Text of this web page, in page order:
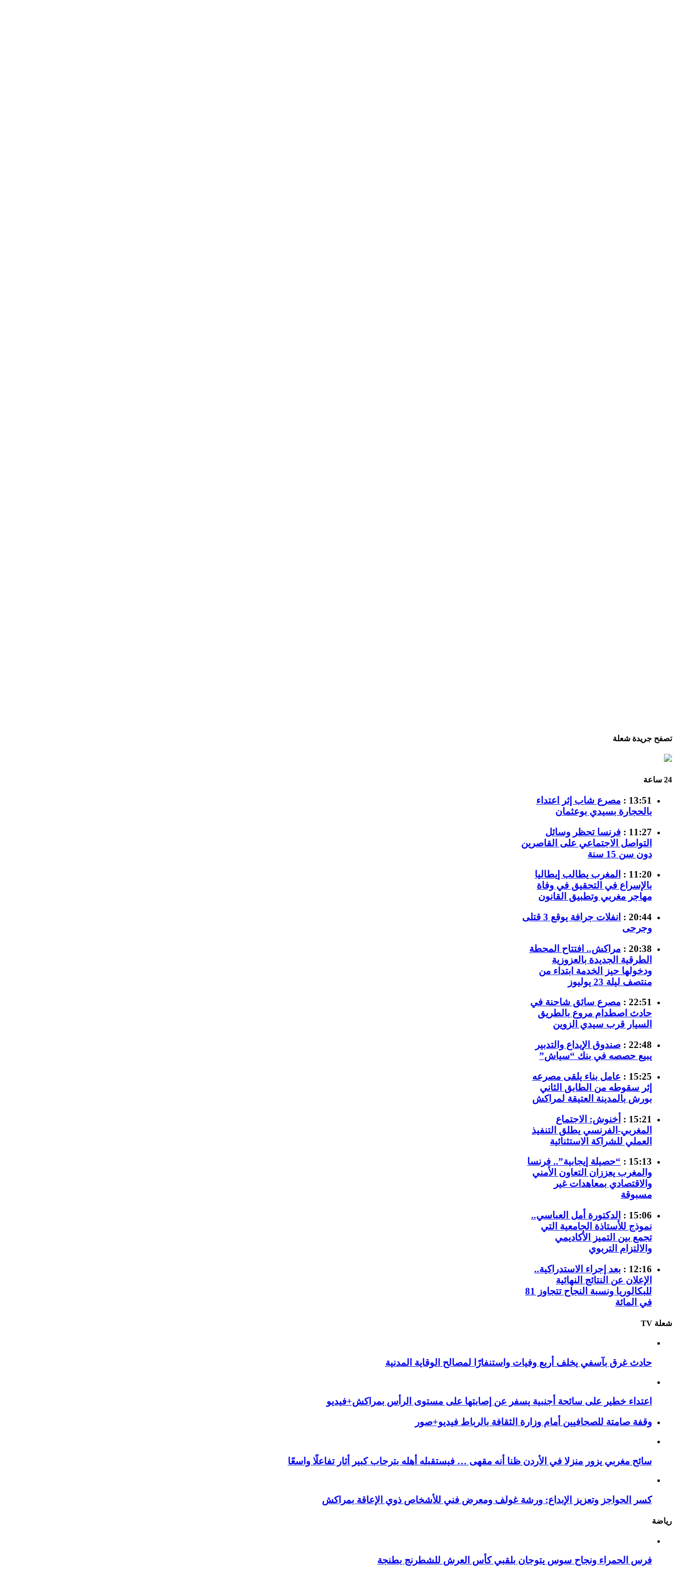
تصفح جريدة شعلة
24 ساعة
13:51 :
مصرع شاب إثر اعتداء
بالحجارة بسيدي بوعثمان
11:27 :
فرنسا تحظر وسائل
التواصل الاجتماعي على القاصرين
دون سن 15 سنة
11:20 :
المغرب يطالب إيطاليا
بالإسراع في التحقيق في وفاة
مهاجر مغربي وتطبيق القانون
20:44 :
انفلات جرافة يوقع 3 قتلى
وجرحى
20:38 :
مراكش.. افتتاح المحطة
الطرقية الجديدة بالعزوزية
ودخولها حيز الخدمة ابتداء من
منتصف ليلة 23 يوليوز
22:51 :
مصرع سائق شاحنة في
حادث اصطدام مروع بالطريق
السيار قرب سيدي الزوين
22:48 :
صندوق الإيداع والتدبير
يبيع حصصه في بنك “سياش”
15:25 :
عامل بناء يلقى مصرعه
إثر سقوطه من الطابق الثاني
بورش بالمدينة العتيقة لمراكش
15:21 :
أخنوش: الاجتماع
المغربي-الفرنسي يطلق التنفيذ
العملي للشراكة الاستثنائية
15:13 :
“حصيلة إيجابية”.. فرنسا
والمغرب يعززان التعاون الأمني
والاقتصادي بمعاهدات غير
مسبوقة
15:06 :
الدكتورة أمل العباسي..
نموذج للأستاذة الجامعية التي
تجمع بين التميز الأكاديمي
والالتزام التربوي
12:16 :
بعد إجراء الاستدراكية..
الإعلان عن النتائج النهائية
للبكالوريا ونسبة النجاح تتجاوز 81
في المائة
شعلة TV
حادث غرق بآسفي يخلف أربع وفيات واستنفارًا لمصالح الوقاية المدنية
اعتداء خطير على سائحة أجنبية يسفر عن إصابتها على مستوى الرأس بمراكش+فيديو
وقفة صامتة للصحافيين أمام وزارة الثقافة بالرباط فيديو+صور
سائح مغربي يزور منزلا في الأردن ظنا أنه مقهى … فيستقبله أهله بترحاب كبير أثار تفاعلًا واسعًا
كسر الحواجز وتعزيز الإبداع: ورشة غولف ومعرض فني للأشخاص ذوي الإعاقة بمراكش
رياضة
فرس الحمراء ونجاح سوس يتوجان بلقبي كأس العرش للشطرنج بطنجة